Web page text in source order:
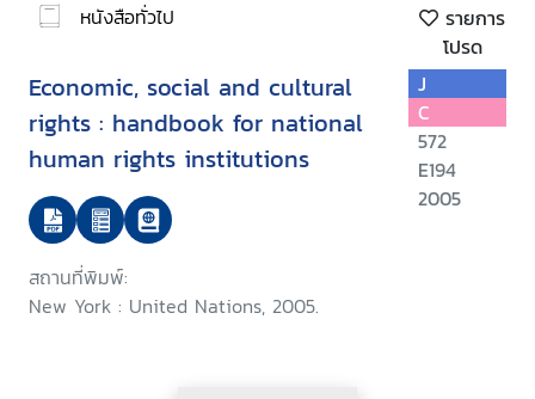
หนังสือทั่วไป
รายการ
โปรด
Economic, social and cultural
rights : handbook for national
human rights institutions
สถานที่พิมพ์:
New York : United Nations, 2005.
J
C
572
E194
2005